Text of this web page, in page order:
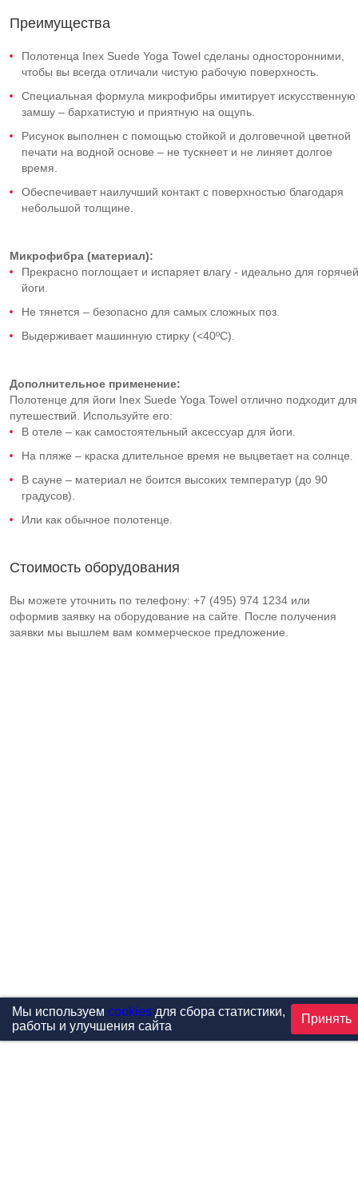
Преимущества
Полотенца Inex Suede Yoga Towel сделаны односторонними,
чтобы вы всегда отличали чистую рабочую поверхность.
Специальная формула микрофибры имитирует искусственную
замшу – бархатистую и приятную на ощупь.
Рисунок выполнен с помощью стойкой и долговечной цветной
печати на водной основе – не тускнеет и не линяет долгое
время.
Обеспечивает наилучший контакт с поверхностью благодаря
небольшой толщине.
Микрофибра (материал):
Прекрасно поглощает и испаряет влагу - идеально для горячей
йоги.
Не тянется – безопасно для самых сложных поз.
Выдерживает машинную стирку (<40ºC).
Дополнительное применение:
Полотенце для йоги Inex Suede Yoga Towel отлично подходит для
путешествий. Используйте его:
В отеле – как самостоятельный аксессуар для йоги.
На пляже – краска длительное время не выцветает на солнце.
В сауне – материал не боится высоких температур (до 90
градусов).
Или как обычное полотенце.
Стоимость оборудования
Вы можете уточнить по телефону: +7 (495) 974 1234 или
оформив заявку на оборудование на сайте. После получения
заявки мы вышлем вам коммерческое предложение.
Мы используем cookiesдля сбора статистики,
работы и улучшения сайта
Принять